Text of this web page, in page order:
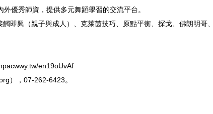
優秀師資，提供多元舞蹈學習的交流平台。
即興（親子與成人）、克萊茵技巧、原點平衡、探戈、佛朗明哥
en19oUvAf
），07-262-6423。